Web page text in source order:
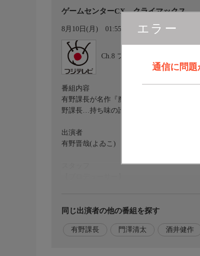
エラー
通信に問
ゲームセンターCX クライマックス
8月10日(月) 01:55〜02:25 カレンダ
Ch.8 フジテレビ
番組内容
有野課長が名作『魔界村』に挑戦!レトロ
野課長…持ち味の諦めない気持ちがまさか
出演者
有野晋哉(よゐこ)
酒井健作、岐部昌幸
藤本達也
同じ出演者の他の番組を探す
有野課長 門澤清太 酒井健作